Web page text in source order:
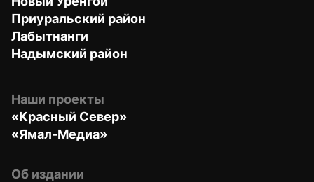
Приуральский район
Лабытнанги
Надымский район
Наши проекты
«Красный Север»
«Ямал-Медиа»
Об издании